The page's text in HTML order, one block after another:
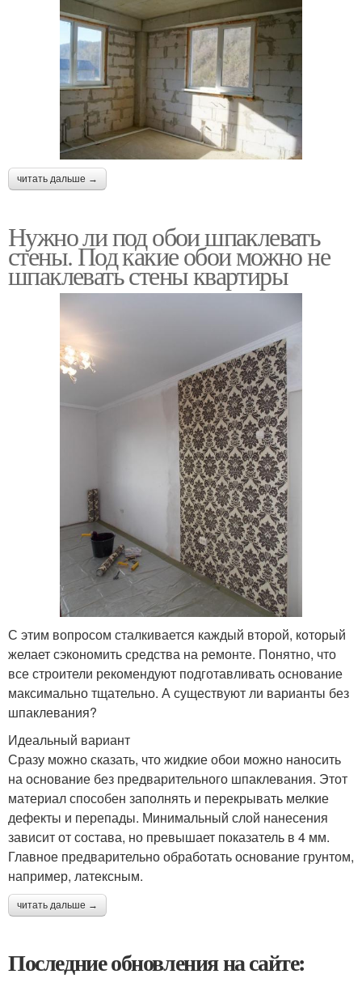
читать дальше →
Нужно ли под обои шпаклевать
стены. Под какие обои можно не
шпаклевать стены квартиры
С этим вопросом сталкивается каждый второй, который
желает сэкономить средства на ремонте. Понятно, что
все строители рекомендуют подготавливать основание
максимально тщательно. А существуют ли варианты без
шпаклевания?
Идеальный вариант
Сразу можно сказать, что жидкие обои можно наносить
на основание без предварительного шпаклевания. Этот
материал способен заполнять и перекрывать мелкие
дефекты и перепады. Минимальный слой нанесения
зависит от состава, но превышает показатель в 4 мм.
Главное предварительно обработать основание грунтом,
например, латексным.
читать дальше →
Последние обновления на сайте: